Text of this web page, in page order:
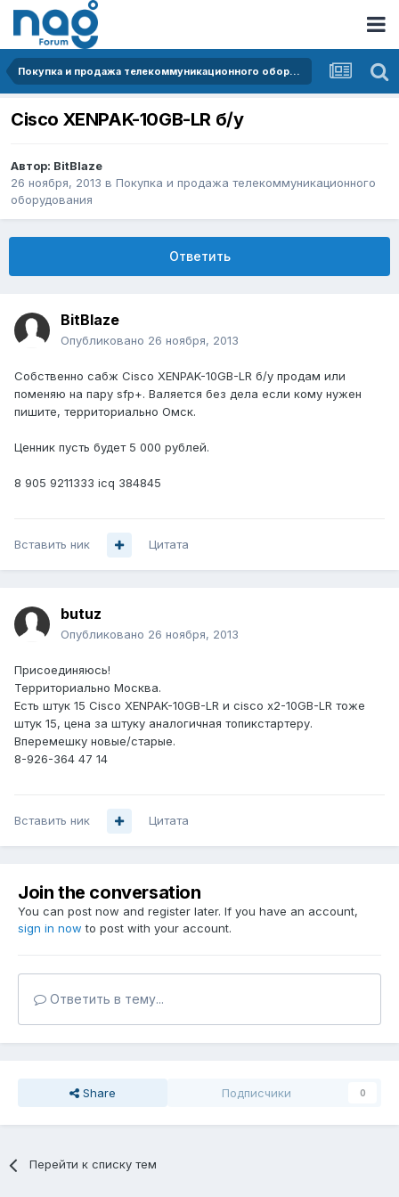
Покупка и продажа телекоммуникационного оборудования
Cisco XENPAK-10GB-LR б/у
Автор: BitBlaze
26 ноября, 2013 в Покупка и продажа телекоммуникационного
оборудования
Ответить
BitBlaze
Опубликовано 26 ноября, 2013
Собственно сабж Cisco XENPAK-10GB-LR б/у продам или
поменяю на пару sfp+. Валяется без дела если кому нужен
пишите, территориально Омск.
Ценник пусть будет 5 000 рублей.
8 905 9211333 icq 384845
Вставить ник Цитата
butuz
Опубликовано 26 ноября, 2013
Присоединяюсь!
Территориально Москва.
Есть штук 15 Cisco XENPAK-10GB-LR и cisco x2-10GB-LR тоже
штук 15, цена за штуку аналогичная топикстартеру.
Вперемешку новые/старые.
8-926-364 47 14
Вставить ник Цитата
Join the conversation
You can post now and register later. If you have an account,
sign in now to post with your account.
Ответить в тему...
Share Подписчики 0
Перейти к списку тем